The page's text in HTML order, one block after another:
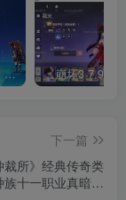
[一键安装] 【转载】原神3.4真端服务端+源码+配套客户端+详尽说明+GM工具+源码说明文件
下一篇
裁所》经典传奇类
十一职业真暗黑